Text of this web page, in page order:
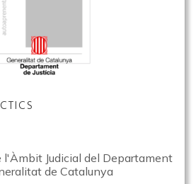
l'Àmbit Judicial del Departament
de Catalunya